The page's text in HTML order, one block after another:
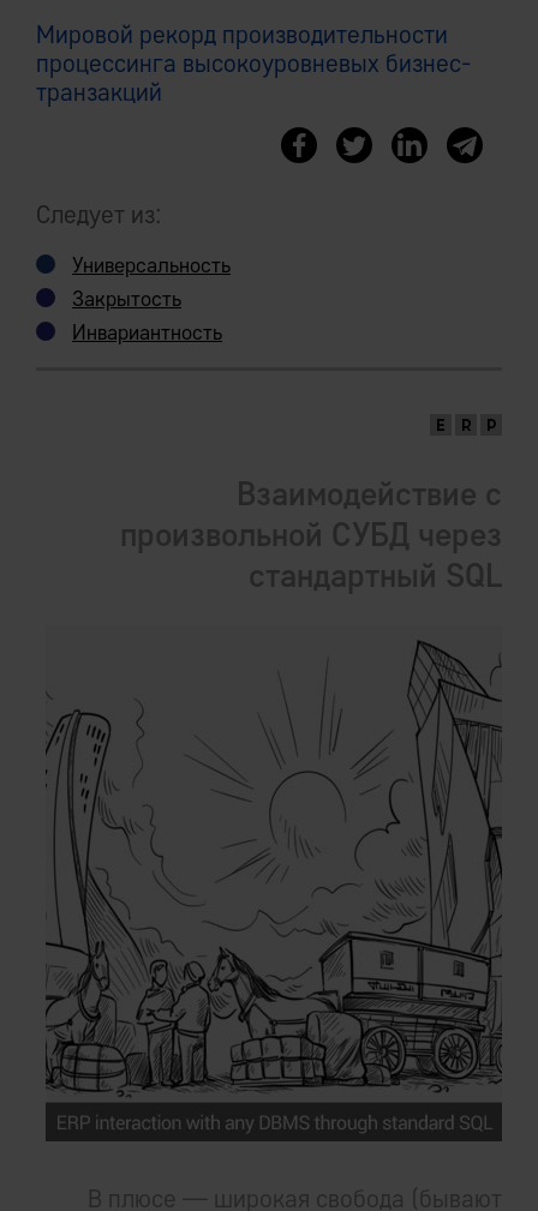
Мировой рекорд производительности
процессинга высокоуровневых бизнес-
транзакций
Следует из:
Универсальность
Закрытость
Инвариантность
Взаимодействие с
произвольной СУБД через
стандартный SQL
В плюсе — широкая свобода (бывают